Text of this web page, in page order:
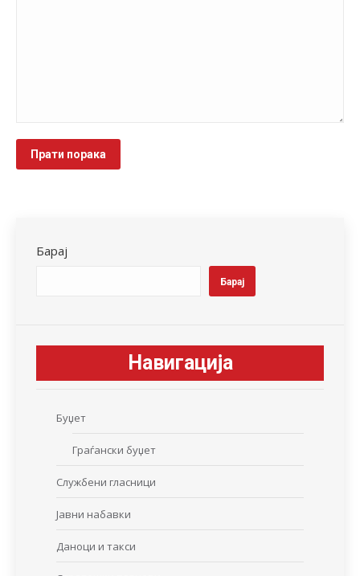
Барај
Барај
Навигација
Буџет
Граѓански буџет
Службени гласници
Јавни набавки
Даноци и такси